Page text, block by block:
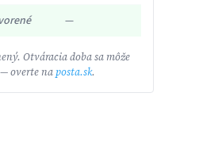
—
Otváracia doba sa môže
overte naposta.sk.